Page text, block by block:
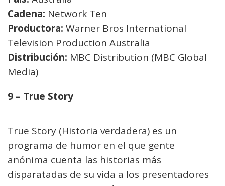
Cadena: Network Ten
Productora: Warner Bros International
Television Production Australia
Distribución: MBC Distribution (MBC Global
Media)
9 – True Story
True Story (Historia verdadera) es un
programa de humor en el que gente
anónima cuenta las historias más
disparatadas de su vida a los presentadores